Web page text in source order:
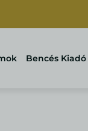
Bencés